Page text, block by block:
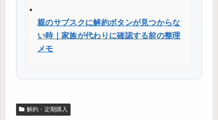
親のサブスクに解約ボタンが見つからな
い時｜家族が代わりに確認する前の整理
メモ
解約・定期購入